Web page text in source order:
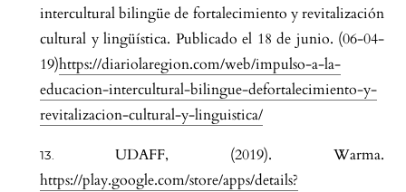
intercultural bilingüe de fortalecimiento y revitalización
cultural y lingüística. Publicado el 18 de junio. (06-04-
19)https://diariolaregion.com/web/impulso-a-la-
educacion-intercultural-bilingue-defortalecimiento-y-
revitalizacion-cultural-y-linguistica/
UDAFF, (2019). Warma.
https://play.google.com/store/apps/details?